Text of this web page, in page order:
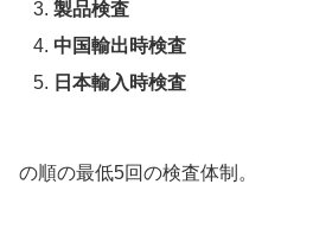
製品検査
中国輸出時検査
日本輸入時検査
の順の最低5回の検査体制。